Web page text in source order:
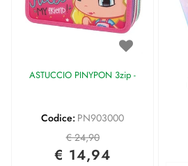
ASTUCCIO PINYPON 3zip -
Codice: PN903000
€ 24,90
€ 14,94